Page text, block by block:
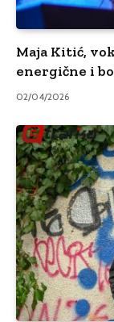
Maja Kitić,
energične i
02/04/2026